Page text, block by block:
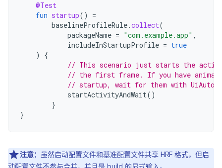
@Test
fun startup()
=
baselineProfileRule.collect(
packageName = "com.example.app" ,
includeInStartupProfile = true
)
{
// This scenario just starts the
// the first frame. If you have
// startup, wait for them with
startActivityAndWait()
}
}
注意：
虽然启动配置文件和基准配置文件共享 HRF 格式，但启